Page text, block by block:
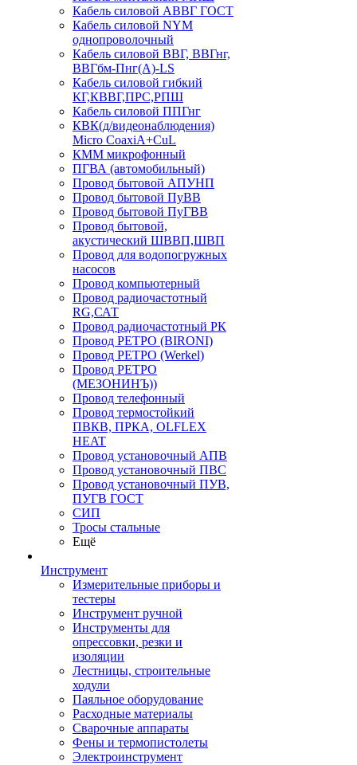
Кабель силовой АВВГ ГОСТ
Кабель силовой NYM
однопроволочный
Кабель силовой ВВГ, ВВГнг,
ВВГбм-Пнг(А)-LS
Кабель силовой гибкий
КГ,КВВГ,ПРС,РПШ
Кабель силовой ППГнг
КВК(д/видеонаблюдения)
Micro CoaxiA+CuL
КММ микрофонный
ПГВА (автомобильный)
Провод бытовой АПУНП
Провод бытовой ПуВВ
Провод бытовой ПуГВВ
Провод бытовой,
акустический ШВВП,ШВП
Провод для водопогружных
насосов
Провод компьютерный
Провод радиочастотный
RG,САТ
Провод радиочастотный РК
Провод РЕТРО (BIRONI)
Провод РЕТРО (Werkel)
Провод РЕТРО
(МЕЗОНИНЪ))
Провод телефонный
Провод термостойкий
ПВКВ, ПРКА, OLFLEX
HEAT
Провод установочный АПВ
Провод установочный ПВС
Провод установочный ПУВ,
ПУГВ ГОСТ
СИП
Тросы стальные
Ещё
Инструмент
Измерительные приборы и
тестеры
Инструмент ручной
Инструменты для
опрессовки, резки и
изоляции
Лестницы, строительные
ходули
Паяльное оборудование
Расходные материалы
Сварочные аппараты
Фены и термопистолеты
Электроинструмент